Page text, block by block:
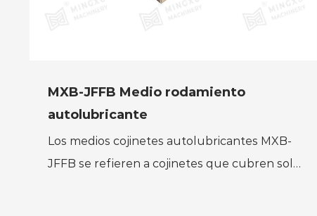
MXB-JFFB Medio rodamiento
autolubricante
Los medios cojinetes autolubricantes MXB-
JFFB se refieren a cojinetes que cubren solo